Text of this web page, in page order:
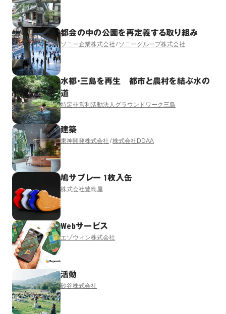
都会の中の公園を再定義する取り組み
ソニー企業株式会社 ソニーグループ株式会社
水都・三島を再生 都市と農村を結ぶ水の
道
特定非営利活動法人グラウンドワーク三島
建築
東神開発株式会社 株式会社DDAA
鳩サブレー 1枚入缶
株式会社豊島屋
Webサービス
エゾウィン株式会社
活動
砂谷株式会社